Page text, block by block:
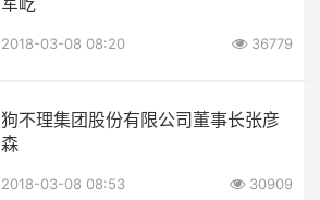
2018-03-08 08:20 36779
狗不理集团股份有限公司董事长张彦
森
2018-03-08 08:53 30909